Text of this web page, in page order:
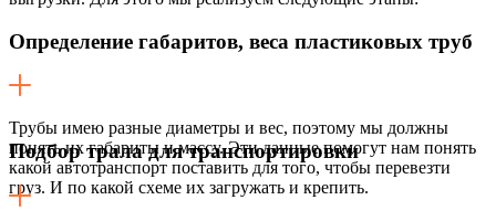
Определение габаритов, веса пластиковых труб
Трубы имею разные диаметры и вес, поэтому мы должны
понять их габариты и массу. Эти данные помогут нам понять
какой автотранспорт поставить для того, чтобы перевезти
груз. И по какой схеме их загружать и крепить.
Подбор трала для транспортировки